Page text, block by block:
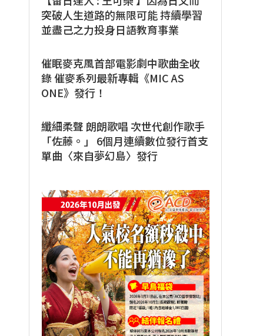
突破人生道路的無限可能 持續學習
並盡己之力投身日語教育事業
催眠麥克風首部電影劇中歌曲全收
錄 催麥系列最新專輯《MIC AS
ONE》發行！
纖細柔聲 朗朗歌唱 次世代創作歌手
「佐藤。」 6個月連續數位發行首支
單曲〈來自夢幻島〉發行